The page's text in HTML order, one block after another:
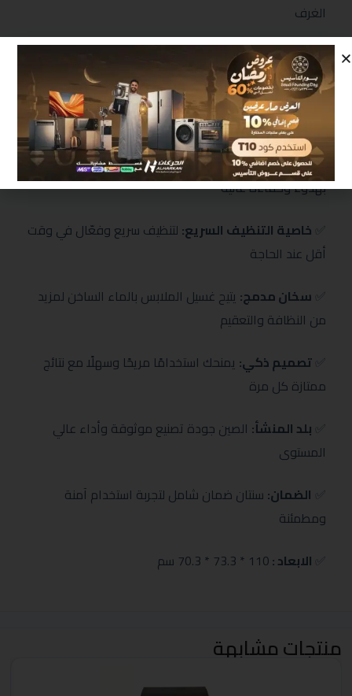
الغرف
✅وعاء لمسحوق الغسيل
✅عدد البرامج:متعددة البرامج لتناسب مختلف أنواع
الأقمشة ومستويات الأوساخ
✅محرك الدفع المباشر: محرك انفرتر موفر للطاقة ويعمل
بهدوء وكفاءة عالية
خاصية التنظيف السريع: لتنظيف سريع وفعّال في وقت
أقل عند الحاجة
سخان مدمج: يتيح غسيل الملابس بالماء الساخن لمزيد
من النظافة والتعقيم
✅تصميم ذكي: يمنحك استخدامًا مريحًا وسهلًا مع نتائج
ممتازة كل مرة
بلد المنشأ: الصين جودة تصنيع موثوقة وأداء عالي
المستوى
الضمان: سنتان ضمان شامل لتجربة استخدام آمنة
ومطمئنة
الابعاد :110 * 73.3 * 70.3 سم
منتجات مشابهة